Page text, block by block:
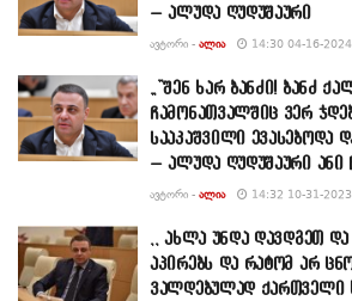
– ალუდა ღუდუშაური
ᲐᲕᲢᲝᲠᲘ - ᲐᲚᲘᲐ 14:30 04-16-2024
„”შენ ხარ ბანძი! ბანძ
ჩამონათვალშიც ვერ
სააკაშვილი ევასებოდა
– ალუდა ღუდუშაური ანი
ᲐᲕᲢᲝᲠᲘ - ᲐᲚᲘᲐ 14:32 10-31-2023
,, ახლა უნდა დავდგეთ
აპირებს და რატომ არ
ვალდებულად ქართველი